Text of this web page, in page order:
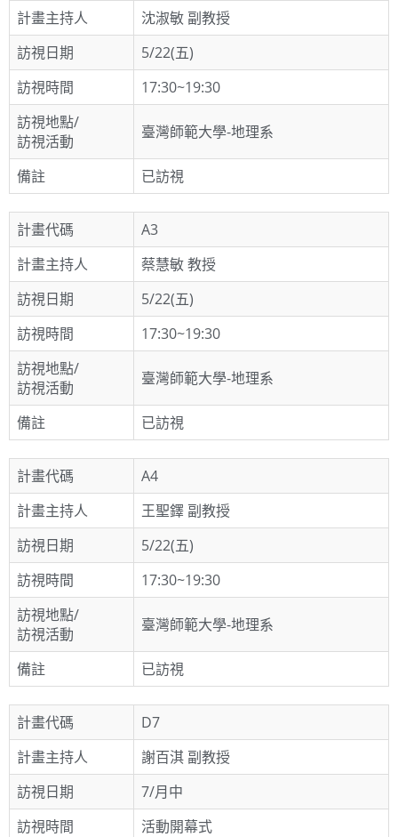
計畫主持人
沈淑敏 副教授
訪視日期
5/22(五)
訪視時間
17:30~19:30
訪視地點/
訪視活動
臺灣師範大學-地理系
備註 已訪視
計畫代碼
A3
計畫主持人
蔡慧敏 教授
訪視日期
5/22(五)
訪視時間
17:30~19:30
訪視地點/
訪視活動
臺灣師範大學-地理系
備註 已訪視
計畫代碼
A4
計畫主持人
王聖鐸 副教授
訪視日期
5/22(五)
訪視時間
17:30~19:30
訪視地點/
訪視活動
臺灣師範大學-地理系
備註 已訪視
計畫代碼
D7
計畫主持人
謝百淇 副教授
訪視日期
7/月中
訪視時間
活動開幕式